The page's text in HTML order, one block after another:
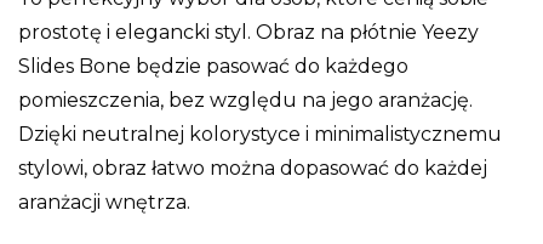
prostotę i elegancki styl. Obraz na płótnie Yeezy
Slides Bone będzie pasować do każdego
pomieszczenia, bez względu na jego aranżację.
Dzięki neutralnej kolorystyce i minimalistycznemu
stylowi, obraz łatwo można dopasować do każdej
aranżacji wnętrza.